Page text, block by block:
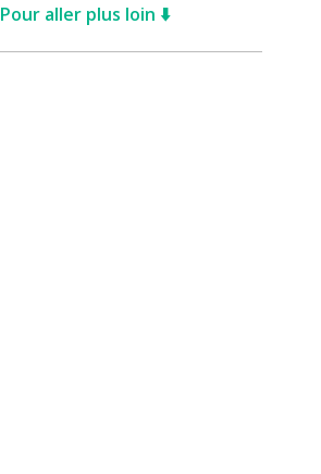
aller plus loin ⬇️